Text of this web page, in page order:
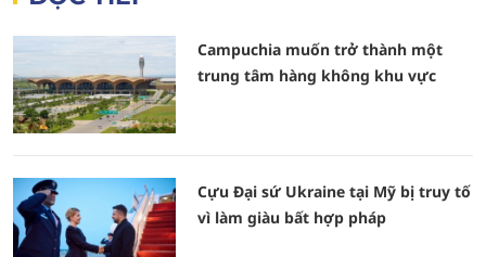
Campuchia muốn trở thành một
trung tâm hàng không khu vực
Cựu Đại sứ Ukraine tại Mỹ bị truy tố
vì làm giàu bất hợp pháp